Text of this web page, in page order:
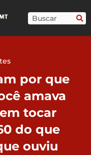
Pesquisar
por que
amava
tocar
do que
ouviu